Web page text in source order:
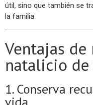
útil, sino que también se
la familia.
Ventajas de
natalicio de
1. Conserva